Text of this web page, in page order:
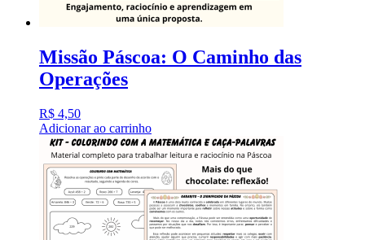
Missão Páscoa: O Caminho das
Operações
R$ 4,50
Adicionar ao carrinho